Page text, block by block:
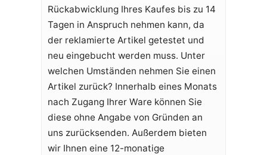
Rückabwicklung Ihres Kaufes bis zu 14
Tagen in Anspruch nehmen kann, da
der reklamierte Artikel getestet und
neu eingebucht werden muss. Unter
welchen Umständen nehmen Sie einen
Artikel zurück? Innerhalb eines Monats
nach Zugang Ihrer Ware können Sie
diese ohne Angabe von Gründen an
uns zurücksenden. Außerdem bieten
wir Ihnen eine 12-monatige